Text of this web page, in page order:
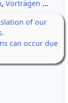
, Vorträgen ...
of our
can occur due